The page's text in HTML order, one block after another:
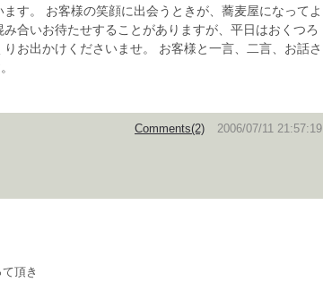
す。 お客様の笑顔に出会うときが、蕎麦屋になってよ
合いお待たせすることがありますが、平日はおくつろ
お出かけくださいませ。 お客様と一言、二言、お話さ
Comments(2) 2006/07/11 21:57:19
頂き